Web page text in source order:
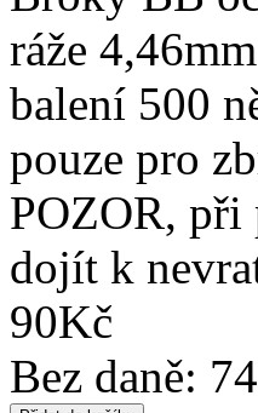
ráže
balení 500
pouze pro
POZOR, při
dojít k
90Kč
Bez daně: